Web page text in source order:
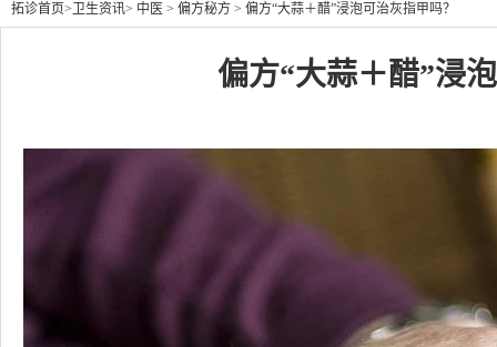
拓诊首页> 卫生资讯> 中医 > 偏方秘方 > 偏方“大蒜＋醋”浸泡可治灰指甲吗？
偏方“大蒜＋醋”浸